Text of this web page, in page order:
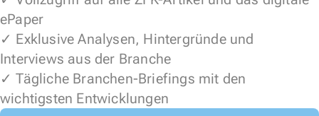
ePaper
✓ Exklusive Analysen, Hintergründe und
Interviews aus der Branche
✓ Tägliche Branchen-Briefings mit den
wichtigsten Entwicklungen